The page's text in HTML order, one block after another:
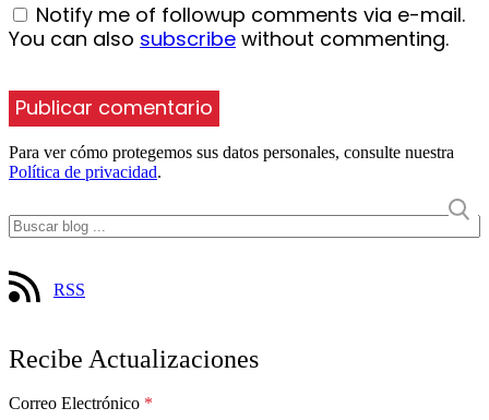
Notify me of followup comments via e-mail.
You can also subscribe without commenting.
Para ver cómo protegemos sus datos personales, consulte nuestra
Política de privacidad.
RSS
Recibe Actualizaciones
Correo Electrónico *